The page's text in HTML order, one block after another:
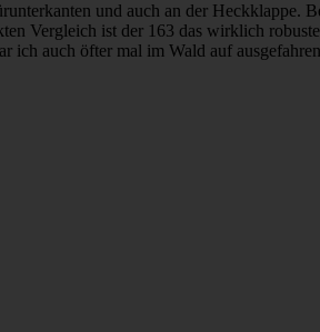
und auch an der Heckklappe.
Vergleich ist der 163 das wirklich
auch öfter mal im Wald auf